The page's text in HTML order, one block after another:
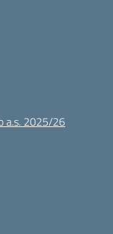
a.s. 2025/26